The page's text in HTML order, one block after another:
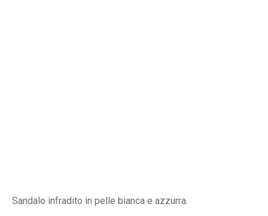
Sandalo infradito in pelle bianca e azzurra.